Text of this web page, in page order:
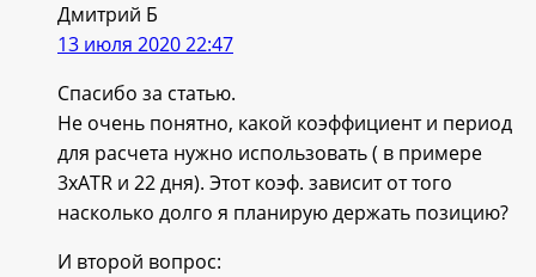
Дмитрий Б
13 июля 2020 22:47
Спасибо за статью.
Не очень понятно, какой коэффициент и период
для расчета нужно использовать ( в примере
3xATR и 22 дня). Этот коэф. зависит от того
насколько долго я планирую держать позицию?
И второй вопрос: